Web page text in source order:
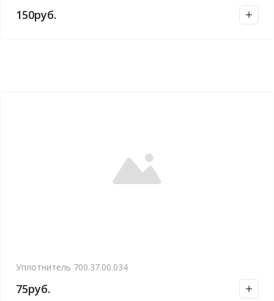
150руб.
Уплотнитель 700.37.00.034
75руб.